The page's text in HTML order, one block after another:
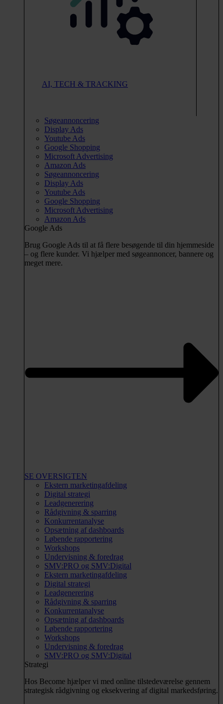
AI, TECH & TRACKING
Søgeannoncering
Display Ads
Youtube Ads
Google Shopping
Microsoft Advertising
Amazon Ads
Søgeannoncering
Display Ads
Youtube Ads
Google Shopping
Microsoft Advertising
Amazon Ads
Google Ads
Brug Google Ads til at få flere besøgende til din hjemmeside
– og flere kunder. Vi hjælper med søgeannoncer, bannere og
meget mere.
SE OVERSIGTEN
Ekstern marketingafdeling
Digital strategi
Leadgenerering
Rådgivning & sparring
Konkurrentanalyse
Opsætning af dashboards
Løbende rapportering
Workshops
Undervisning & foredrag
SMV:PRO og SMV:Digital
Ekstern marketingafdeling
Digital strategi
Leadgenerering
Rådgivning & sparring
Konkurrentanalyse
Opsætning af dashboards
Løbende rapportering
Workshops
Undervisning & foredrag
SMV:PRO og SMV:Digital
Strategi
Hos Become hjælper vi med online tilstedeværelse gennem
strategisk rådgivning og eksekvering af digital markedsføring.